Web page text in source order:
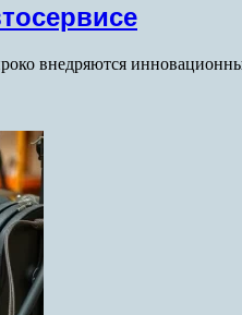
внедряются